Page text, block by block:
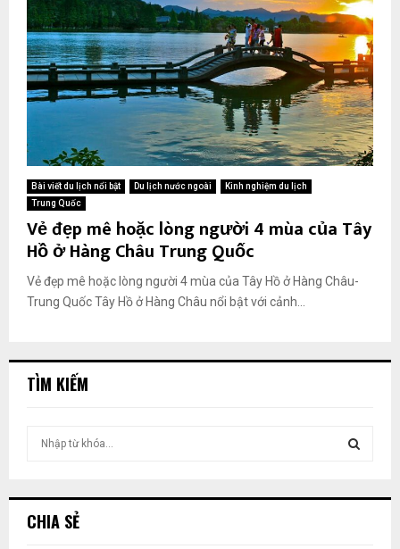
Bài viết du lịch nổi bật Du lịch nước ngoài
Kinh nghiệm du lịch
Trung Quốc
Vẻ đẹp mê hoặc lòng người 4 mùa của Tây
Hồ ở Hàng Châu Trung Quốc
Vẻ đẹp mê hoặc lòng người 4 mùa của Tây Hồ ở Hàng Châu-
Trung Quốc Tây Hồ ở Hàng Châu nổi bật với cảnh...
TÌM KIẾM
ế
CHIA SẺ